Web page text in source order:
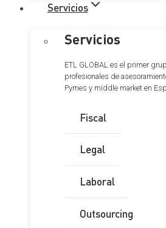
Servicios
Servicios
ETL GLOBAL es el primer
profesionales de
Pymes y middle market en
Fiscal
Legal
Laboral
Outsourcing